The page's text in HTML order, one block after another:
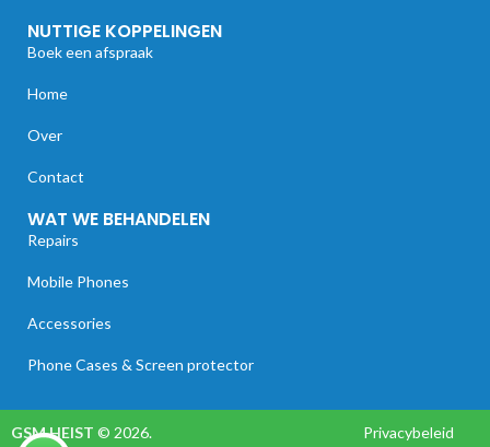
NUTTIGE KOPPELINGEN
Boek een afspraak
Home
Over
Contact
WAT WE BEHANDELEN
Repairs
Mobile Phones
Accessories
Phone Cases & Screen protector
GSM HEIST © 2026. Privacybeleid